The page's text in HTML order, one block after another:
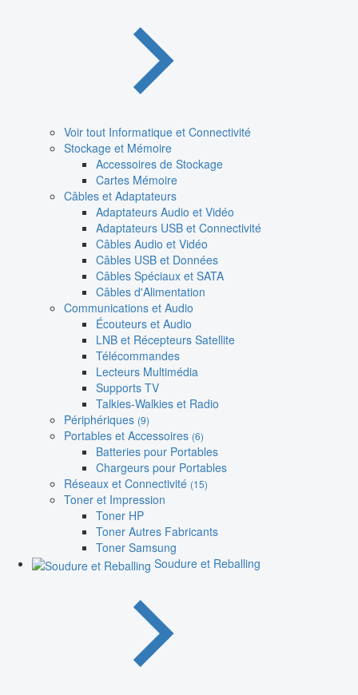
Voir tout Informatique et Connectivité
Stockage et Mémoire
Accessoires de Stockage
Cartes Mémoire
Câbles et Adaptateurs
Adaptateurs Audio et Vidéo
Adaptateurs USB et Connectivité
Câbles Audio et Vidéo
Câbles USB et Données
Câbles Spéciaux et SATA
Câbles d'Alimentation
Communications et Audio
Écouteurs et Audio
LNB et Récepteurs Satellite
Télécommandes
Lecteurs Multimédia
Supports TV
Talkies-Walkies et Radio
Périphériques (9)
Portables et Accessoires (6)
Batteries pour Portables
Chargeurs pour Portables
Réseaux et Connectivité (15)
Toner et Impression
Toner HP
Toner Autres Fabricants
Toner Samsung
Soudure et Reballing